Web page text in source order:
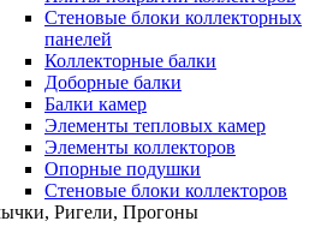
Стеновые блоки коллекторных
панелей
Коллекторные балки
Доборные балки
Балки камер
Элементы тепловых камер
Элементы коллекторов
Опорные подушки
Стеновые блоки коллекторов
Ригели, Прогоны